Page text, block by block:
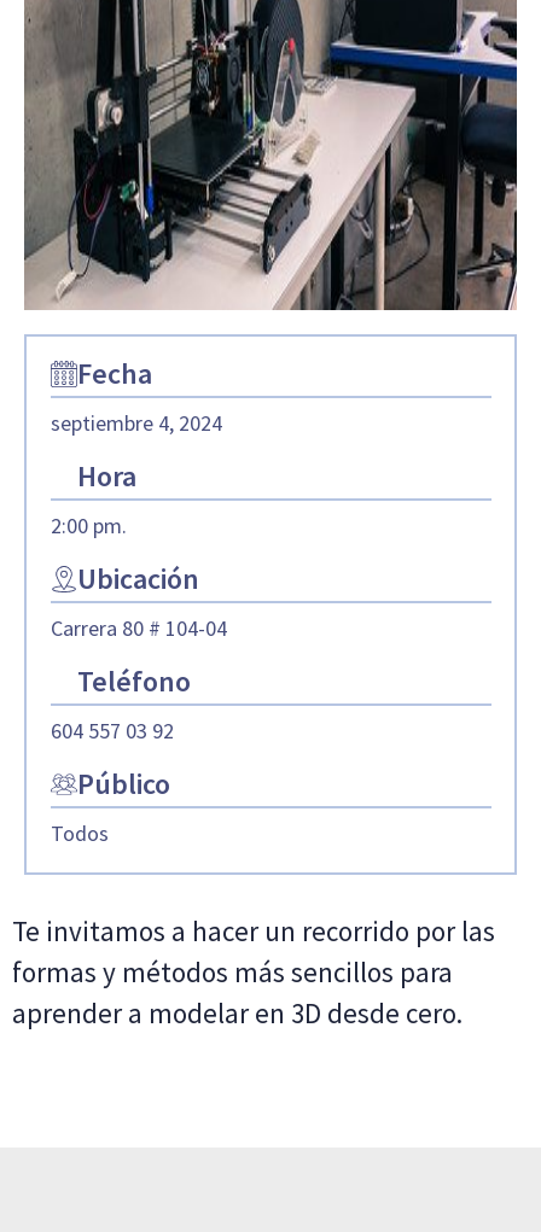
Fecha
septiembre 4, 2024
Hora
2:00 pm.
Ubicación
Carrera 80 # 104-04
Teléfono
604 557 03 92
Público
Todos
Te invitamos a hacer un recorrido por las
formas y métodos más sencillos para
aprender a modelar en 3D desde cero.